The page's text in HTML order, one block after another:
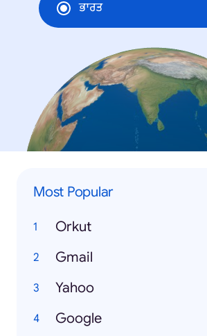
ਭਾਰਤ
Most Popular
Orkut
Gmail
Yahoo
Google